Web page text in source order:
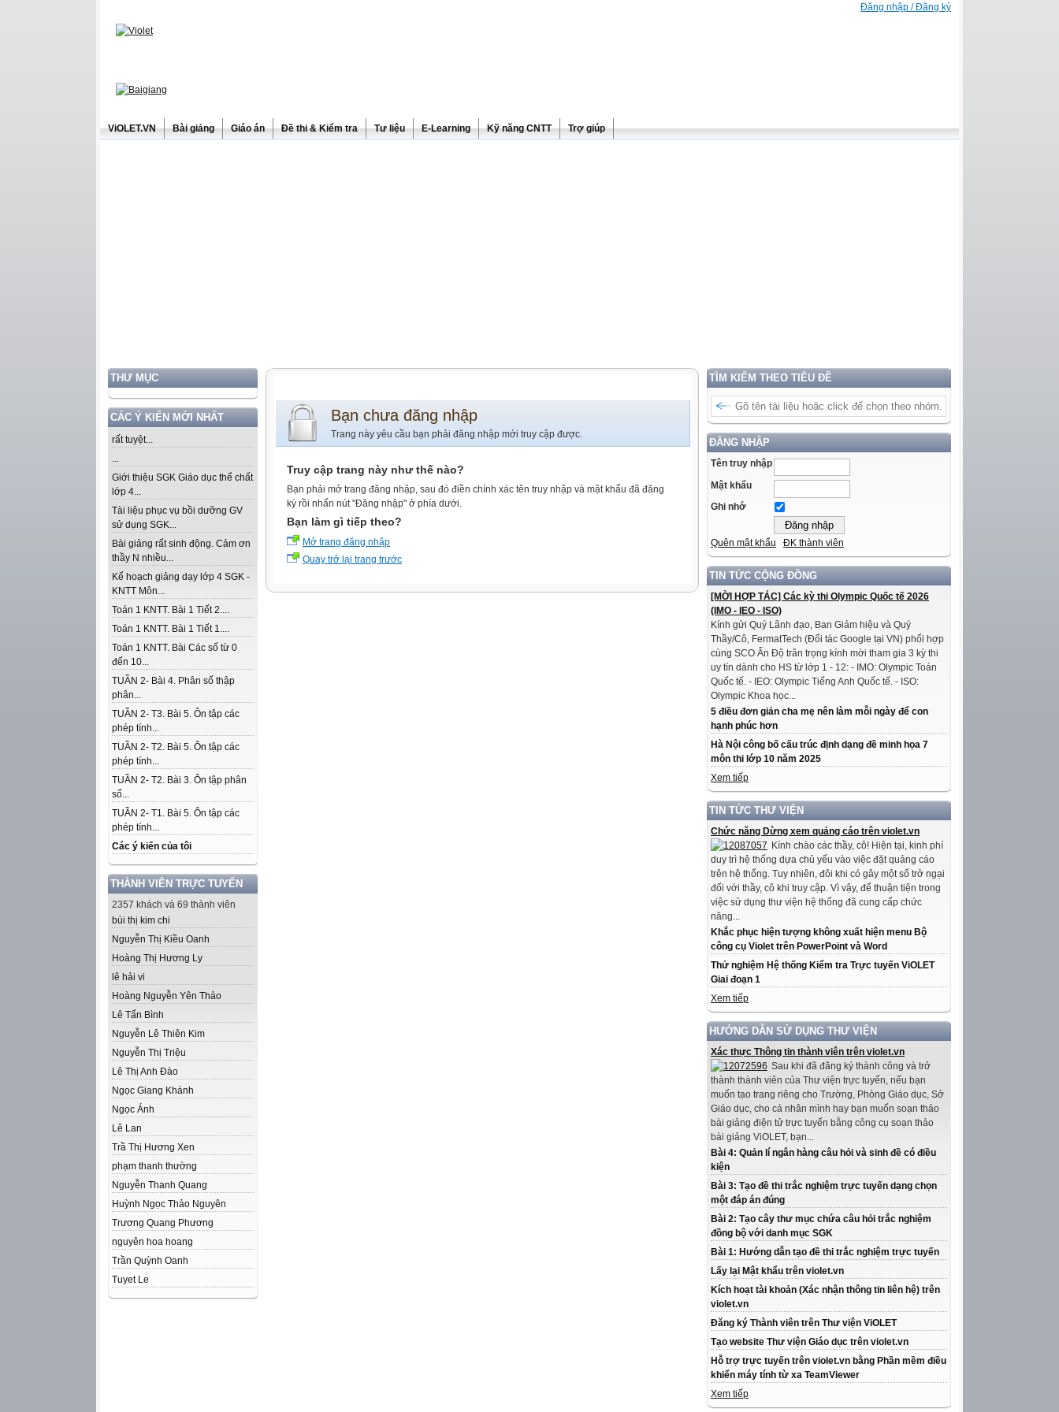
Đăng nhập / Đăng ký
ViOLET.VN Bài giảng Giáo án Đề thi & Kiểm tra Tư liệu E-Learning Kỹ năng CNTT Trợ giúp
THƯ MỤC
CÁC Ý KIẾN MỚI NHẤT
rất tuyệt...
...
Giới thiệu SGK Giáo dục thể chất
lớp 4...
Tài liệu phục vụ bồi dưỡng GV
sử dụng SGK...
Bài giảng rất sinh động. Cảm ơn
thầy N nhiều...
Kế hoạch giảng dạy lớp 4 SGK -
KNTT Môn...
Toán 1 KNTT. Bài 1 Tiết 2....
Toán 1 KNTT. Bài 1 Tiết 1....
Toán 1 KNTT. Bài Các số từ 0
đến 10...
TUẦN 2- Bài 4. Phân số thập
phân...
TUẦN 2- T3. Bài 5. Ôn tập các
phép tính...
TUẦN 2- T2. Bài 5. Ôn tập các
phép tính...
TUẦN 2- T2. Bài 3. Ôn tập phân
số...
TUẦN 2- T1. Bài 5. Ôn tập các
phép tính...
Các ý kiến của tôi
THÀNH VIÊN TRỰC TUYẾN
2357 khách và 69 thành viên
bùi thị kim chi
Nguyễn Thị Kiều Oanh
Hoàng Thị Hương Ly
lê hải vi
Hoàng Nguyễn Yên Thảo
Lê Tấn Bình
Nguyễn Lê Thiên Kim
Nguyễn Thị Triệu
Lê Thị Anh Đào
Ngọc Giang Khánh
Ngọc Ánh
Lê Lan
Trầ Thị Hương Xen
phạm thanh thường
Nguyễn Thanh Quang
Huỳnh Ngọc Thảo Nguyên
Trương Quang Phương
nguyên hoa hoang
Trần Quỳnh Oanh
Tuyet Le
TÌM KIẾM THEO TIÊU ĐỀ
ĐĂNG NHẬP
Tên truy nhập
Mật khẩu
Ghi nhớ
Quên mật khẩu ĐK thành viên
TIN TỨC CỘNG ĐỒNG
[MỜI HỢP TÁC] Các kỳ thi Olympic Quốc tế 2026
(IMO - IEO - ISO)
Kính gửi Quý Lãnh đạo, Ban Giám hiệu và Quý
Thầy/Cô, FermatTech (Đối tác Google tại VN) phối hợp
cùng SCO Ấn Độ trân trọng kính mời tham gia 3 kỳ thi
uy tín dành cho HS từ lớp 1 - 12: - IMO: Olympic Toán
Quốc tế. - IEO: Olympic Tiếng Anh Quốc tế. - ISO:
Olympic Khoa học...
5 điều đơn giản cha mẹ nên làm mỗi ngày để con
hạnh phúc hơn
Hà Nội công bố cấu trúc định dạng đề minh họa 7
môn thi lớp 10 năm 2025
Xem tiếp
TIN TỨC THƯ VIỆN
Chức năng Dừng xem quảng cáo trên violet.vn
Kính chào các thầy, cô! Hiện tại, kinh phí
duy trì hệ thống dựa chủ yếu vào việc đặt quảng cáo
trên hệ thống. Tuy nhiên, đôi khi có gây một số trở ngại
đối với thầy, cô khi truy cập. Vì vậy, để thuận tiện trong
việc sử dụng thư viện hệ thống đã cung cấp chức
năng...
Khắc phục hiện tượng không xuất hiện menu Bộ
công cụ Violet trên PowerPoint và Word
Thử nghiệm Hệ thống Kiểm tra Trực tuyến ViOLET
Giai đoạn 1
Xem tiếp
HƯỚNG DẪN SỬ DỤNG THƯ VIỆN
Xác thực Thông tin thành viên trên violet.vn
Sau khi đã đăng ký thành công và trở
thành thành viên của Thư viện trực tuyến, nếu bạn
muốn tạo trang riêng cho Trường, Phòng Giáo dục, Sở
Giáo dục, cho cá nhân mình hay bạn muốn soạn thảo
bài giảng điện tử trực tuyến bằng công cụ soạn thảo
bài giảng ViOLET, bạn...
Bài 4: Quản lí ngân hàng câu hỏi và sinh đề có điều
kiện
Bài 3: Tạo đề thi trắc nghiệm trực tuyến dạng chọn
một đáp án đúng
Bài 2: Tạo cây thư mục chứa câu hỏi trắc nghiệm
đồng bộ với danh mục SGK
Bài 1: Hướng dẫn tạo đề thi trắc nghiệm trực tuyến
Lấy lại Mật khẩu trên violet.vn
Kích hoạt tài khoản (Xác nhận thông tin liên hệ) trên
violet.vn
Đăng ký Thành viên trên Thư viện ViOLET
Tạo website Thư viện Giáo dục trên violet.vn
Hỗ trợ trực tuyến trên violet.vn bằng Phần mềm điều
khiển máy tính từ xa TeamViewer
Xem tiếp
Bạn chưa đăng nhập
Trang này yêu cầu bạn phải đăng nhập mới truy cập được.
Truy cập trang này như thế nào?
Bạn phải mở trang đăng nhập, sau đó điền chính xác tên truy nhập và mật khẩu đã đăng
ký rồi nhấn nút "Đăng nhập" ở phía dưới.
Bạn làm gì tiếp theo?
Mở trang đăng nhập
Quay trở lại trang trước